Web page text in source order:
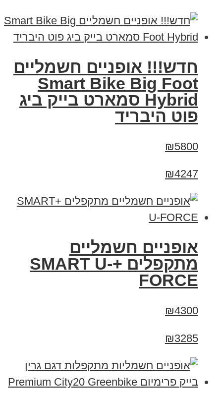
חדש!!! אופניים חשמליים
Smart Bike Big Foot
Hybrid סמארט בייק ביג
פוט היבריד
₪5800
₪4247
אופניים חשמליים
מתקפלים +SMART U-
FORCE
₪4300
₪3285